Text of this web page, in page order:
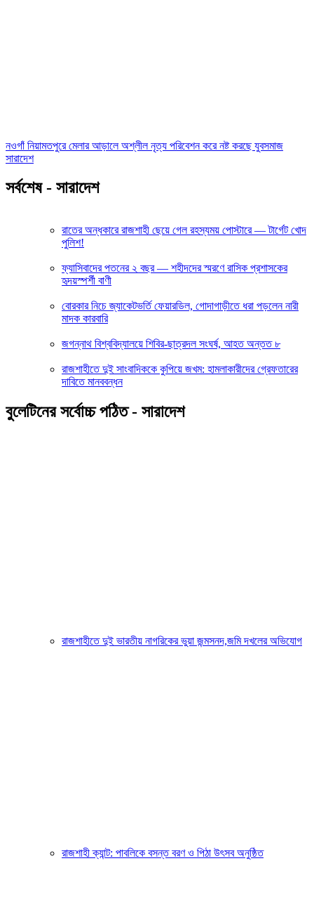
নওগাঁ নিয়ামতপুরে মেলার আড়ালে অশ্লীল নৃত্য পরিবেশন করে নষ্ট করছে যুবসমাজ
সারাদেশ
সর্বশেষ - সারাদেশ
রাতের অন্ধকারে রাজশাহী ছেয়ে গেল রহস্যময় পোস্টারে — টার্গেট খোদ
পুলিশ!
ফ্যাসিবাদের পতনের ২ বছর — শহীদদের স্মরণে রাসিক প্রশাসকের
হৃদয়স্পর্শী বাণী
বোরকার নিচে জ্যাকেটভর্তি ফেয়ারডিল, গোদাগাড়ীতে ধরা পড়লেন নারী
মাদক কারবারি
জগন্নাথ বিশ্ববিদ্যালয়ে শিবির-ছাত্রদল সংঘর্ষ, আহত অন্তত ৮
রাজশাহীতে দুই সাংবাদিককে কুপিয়ে জখম: হামলাকারীদের গ্রেফতারের
দাবিতে মানববন্ধন
বুলেটিনের সর্বোচ্চ পঠিত - সারাদেশ
রাজশাহীতে দুই ভারতীয় নাগরিকের ভুয়া জন্মসনদ,জমি দখলের অভিযোগ
রাজশাহী ক্যান্ট: পাবলিকে বসন্ত বরণ ও পিঠা উৎসব অনুষ্ঠিত